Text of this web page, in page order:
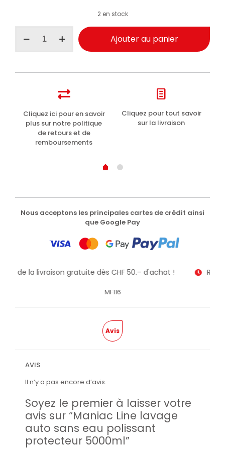
2 en stock
protecteur
5000ml
Ajouter au panier
Cliquez ici pour en savoir
plus sur notre politique
de retours et de
remboursements
Cliquez pour tout savoir
sur la livraison
Nous acceptons les principales cartes de crédit ainsi
que Google Pay
de la livraison gratuite dès CHF 50.– d'achat !
MF116
Avis
AVIS
Il n’y a pas encore d’avis.
Soyez le premier à laisser votre
avis sur “Maniac Line lavage
auto sans eau polissant
protecteur 5000ml”